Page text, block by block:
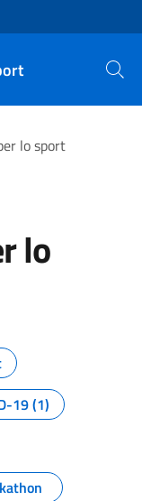
Cerca
lo sport
lo
19 (1)